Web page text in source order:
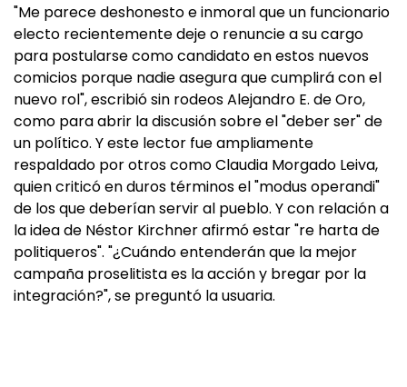
"Me parece deshonesto e inmoral que un funcionario
electo recientemente deje o renuncie a su cargo
para postularse como candidato en estos nuevos
comicios porque nadie asegura que cumplirá con el
nuevo rol", escribió sin rodeos Alejandro E. de Oro,
como para abrir la discusión sobre el "deber ser" de
un político. Y este lector fue ampliamente
respaldado por otros como Claudia Morgado Leiva,
quien criticó en duros términos el "modus operandi"
de los que deberían servir al pueblo. Y con relación a
la idea de Néstor Kirchner afirmó estar "re harta de
politiqueros". "¿Cuándo entenderán que la mejor
campaña proselitista es la acción y bregar por la
integración?", se preguntó la usuaria.